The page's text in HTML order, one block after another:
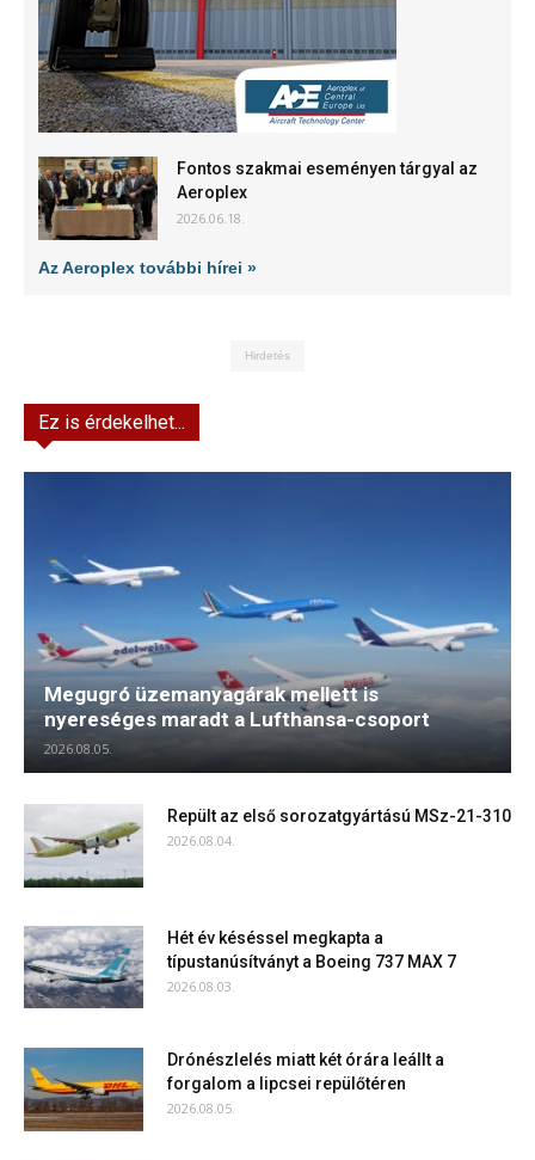
Fontos szakmai eseményen tárgyal az
Aeroplex
2026.06.18.
Az Aeroplex további hírei »
Hirdetés
Ez is érdekelhet...
Megugró üzemanyagárak mellett is
nyereséges maradt a Lufthansa-csoport
2026.08.05.
Repült az első sorozatgyártású MSz-21-310
2026.08.04.
Hét év késéssel megkapta a
típustanúsítványt a Boeing 737 MAX 7
2026.08.03.
Drónészlelés miatt két órára leállt a
forgalom a lipcsei repülőtéren
2026.08.05.